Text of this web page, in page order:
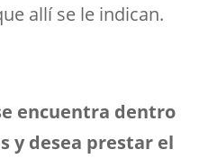
allí se le indican.
encuentra dentro
y desea prestar el